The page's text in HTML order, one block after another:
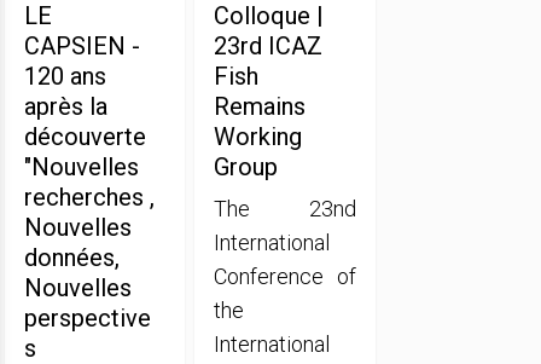
LE
CAPSIEN -
120 ans
après la
découverte
"Nouvelles
recherches ,
Nouvelles
données,
Nouvelles
perspective
s
Colloque |
23rd ICAZ
Fish
Remains
Working
Group
The 23nd
International
Conference of
the
International